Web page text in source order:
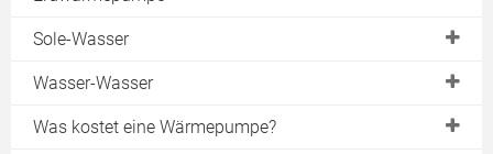
Sole-Wasser
Erdreich
Geothermie
Wasser-Wasser
Brunnen
Was kostet eine Wärmepumpe?